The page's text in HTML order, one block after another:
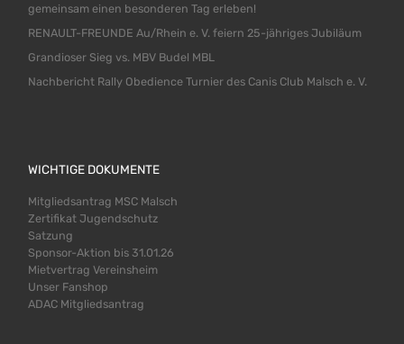
gemeinsam einen besonderen Tag erleben!
RENAULT-FREUNDE Au/Rhein e. V. feiern 25-jähriges Jubiläum
Grandioser Sieg vs. MBV Budel MBL
Nachbericht Rally Obedience Turnier des Canis Club Malsch e. V.
WICHTIGE DOKUMENTE
Mitgliedsantrag MSC Malsch
Zertifikat Jugendschutz
Satzung
Sponsor-Aktion bis 31.01.26
Mietvertrag Vereinsheim
Unser Fanshop
ADAC Mitgliedsantrag